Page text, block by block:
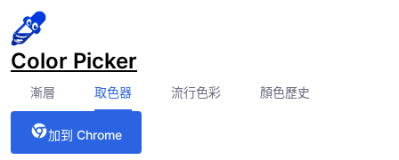
Color Picker
漸層 取色器 流行色彩 顏色歷史
加到 Chrome